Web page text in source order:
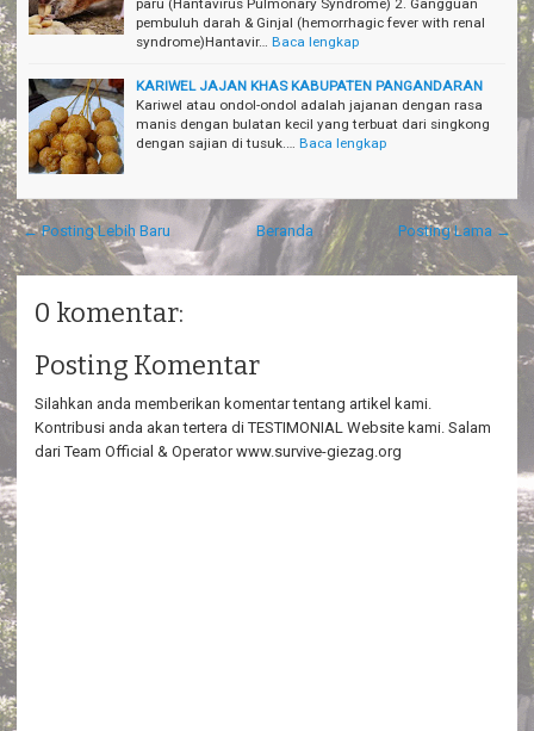
pembuluh darah & Ginjal (hemorrhagic fever with renal
syndrome)Hantavir…
Baca lengkap
KARIWEL JAJAN KHAS KABUPATEN PANGANDARAN
Kariwel atau ondol-ondol adalah jajanan dengan rasa
manis dengan bulatan kecil yang terbuat dari singkong
dengan sajian di tusuk.…
Baca lengkap
← Posting Lebih Baru Posting Lama →
Beranda
0 komentar:
Posting Komentar
Silahkan anda memberikan komentar tentang artikel kami.
Kontribusi anda akan tertera di TESTIMONIAL Website kami. Salam
dari Team Official & Operator www.survive-giezag.org